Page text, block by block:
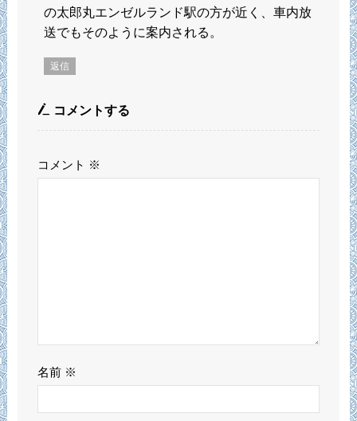
の太郎丸エンゼルランド駅の方が近く、車内放
送でもそのように案内される。
返信
コメントする
コメント ※
名前 ※